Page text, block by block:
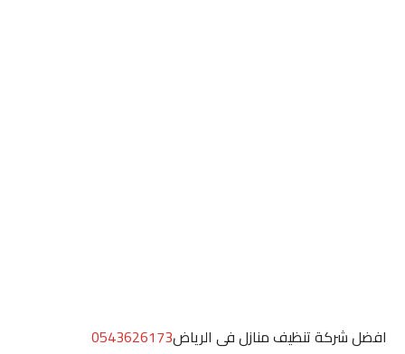
افضل شركة تنظيف منازل فى الرياض0543626173